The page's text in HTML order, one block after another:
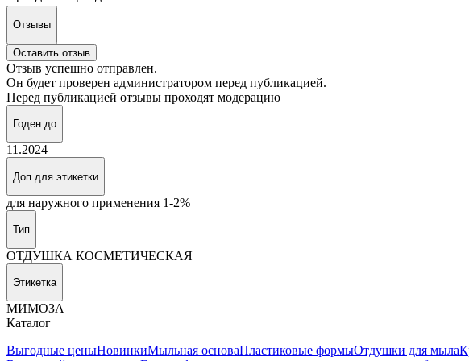
Отзывы
Оставить отзыв
Отзыв успешно отправлен.
Он будет проверен администратором перед публикацией.
Перед публикацией отзывы проходят модерацию
Годен до
11.2024
Доп.для этикетки
для наружного применения 1-2%
Тип
ОТДУШКА КОСМЕТИЧЕСКАЯ
Этикетка
МИМОЗА
Каталог
Выгодные ценыНовинкиМыльная основаПластиковые формыОтдушки для мыла